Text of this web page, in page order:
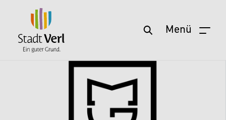
Zum Hauptinhalt springen Menü